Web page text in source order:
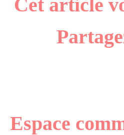
Cet article
Espace